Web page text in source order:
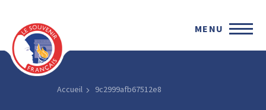
MENU
Accueil 9c2999afb67512e8